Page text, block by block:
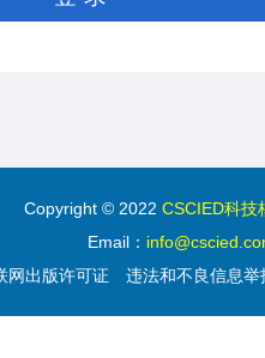
Copyright © 2022 CSCIED科技
Email：
网出版许可证
违法和不良信息举